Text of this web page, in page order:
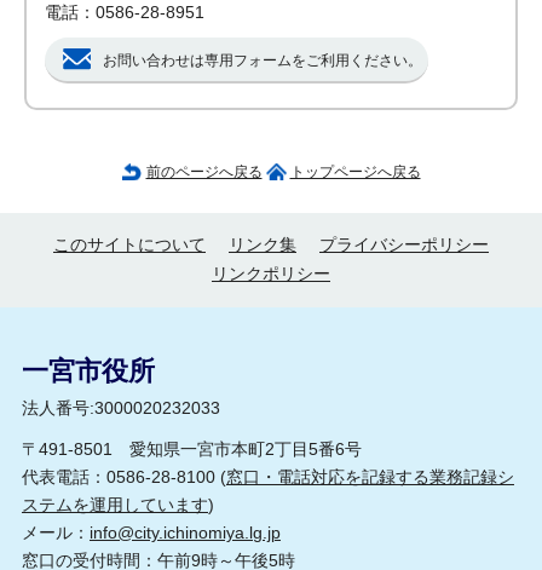
電話：0586-28-8951
お問い合わせは専用フォームをご利用ください。
前のページへ戻る トップページへ戻る
このサイトについて リンク集
プライバシーポリシー
リンクポリシー
一宮市役所
法人番号:3000020232033
〒491-8501 愛知県一宮市本町2丁目5番6号
代表電話：0586-28-8100 (窓口・電話対応を記録する業務記録シ
ステムを運用しています)
メール： info@city.ichinomiya.lg.jp
窓口の受付時間：午前9時～午後5時